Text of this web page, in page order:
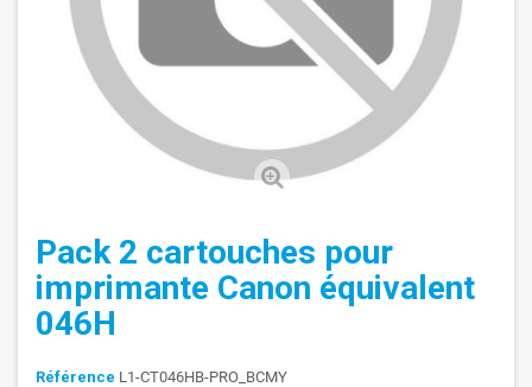
Pack 2 cartouches pour
imprimante Canon équivalent
046H
Référence L1-CT046HB-PRO_BCMY